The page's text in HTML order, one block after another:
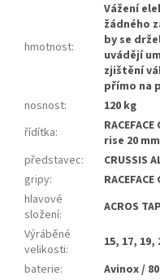
hmotnost:
Vážení
žádného
by se
uvádějí
zjištění
přímo na
nosnost:
120 kg
řídítka:
rise 20 mm
představec:
CRUSSIS
gripy:
hlavové
složení:
ACROS
Výráběné
velikosti:
15, 17, 19,
baterie:
Avinox /